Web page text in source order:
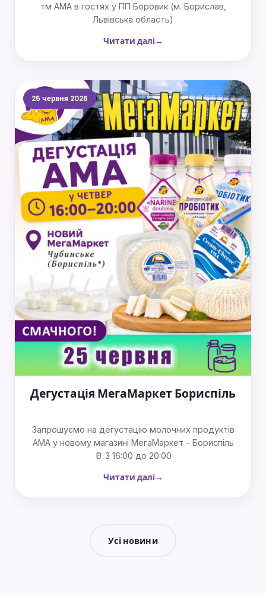
тм АМА в гостях у ПП Боровик (м. Борислав,
Львівська область)
Читати далі
25 червня 2026
Дегустація МегаМаркет Бориспіль
Запрошуємо на дегустацію молочних продуктів
АМА у новому магазині МегаМаркет - Бориспіль
🥛 З 16:00 до 20:00
Читати далі
Усі новини